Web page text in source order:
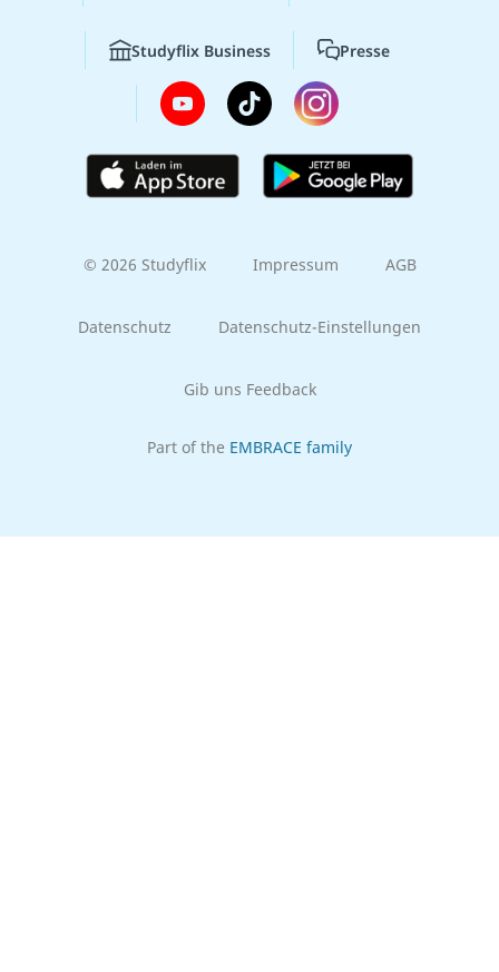
Studyflix Business Presse
© 2026 Studyflix Impressum AGB
Datenschutz Datenschutz-Einstellungen
Gib uns Feedback
Part of the EMBRACE family